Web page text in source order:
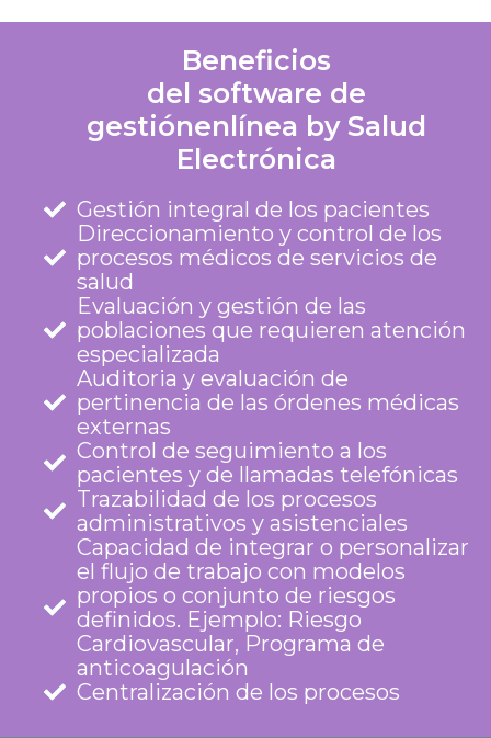
Beneficios
del software de
gestiónenlínea by Salud
Electrónica
Gestión integral de los pacientes
Direccionamiento y control de los
procesos médicos de servicios de
salud
Evaluación y gestión de las
poblaciones que requieren atención
especializada
Auditoria y evaluación de
pertinencia de las órdenes médicas
externas
Control de seguimiento a los
pacientes y de llamadas telefónicas
Trazabilidad de los procesos
administrativos y asistenciales
Capacidad de integrar o personalizar
el flujo de trabajo con modelos
propios o conjunto de riesgos
definidos. Ejemplo: Riesgo
Cardiovascular, Programa de
anticoagulación
Centralización de los procesos